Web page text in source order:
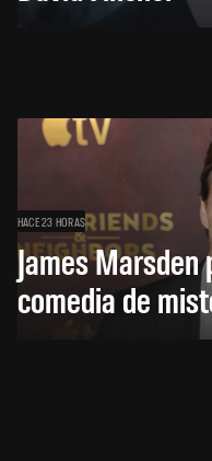
HACE 23 HORAS
James
comedia de